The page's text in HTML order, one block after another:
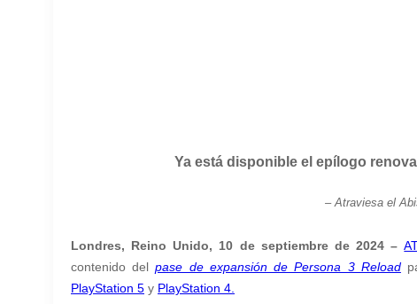
Ya está disponible el epílogo
– Atraviesa el
Londres, Reino Unido, 10 de septiembre de 2024 –
contenido delpase de expansión de Persona 3 Reload
PlayStation 5 y PlayStation 4.